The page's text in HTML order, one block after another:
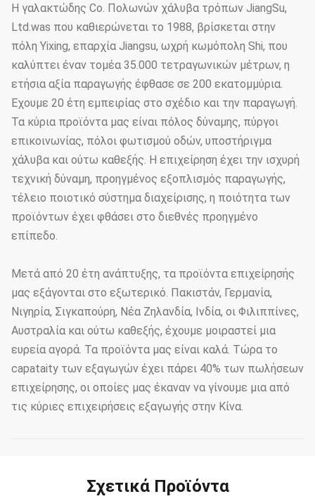
Η γαλακτώδης Co. Πολωνών χάλυβα τρόπων JiangSu,
Ltd.was που καθιερώνεται το 1988, βρίσκεται στην
πόλη Yixing, επαρχία Jiangsu, ωχρή κωμόπολη Shi, που
καλύπτει έναν τομέα 35.000 τετραγωνικών μέτρων, η
ετήσια αξία παραγωγής έφθασε σε 200 εκατομμύρια.
Έχουμε 20 έτη εμπειρίας στο σχέδιο και την παραγωγή.
Τα κύρια προϊόντα μας είναι πόλος δύναμης, πύργοι
επικοινωνίας, πόλοι φωτισμού οδών, υποστήριγμα
χάλυβα και ούτω καθεξής. Η επιχείρηση έχει την ισχυρή
τεχνική δύναμη, προηγμένος εξοπλισμός παραγωγής,
τέλειο ποιοτικό σύστημα διαχείρισης, η ποιότητα των
προϊόντων έχει φθάσει στο διεθνές προηγμένο
επίπεδο.
Μετά από 20 έτη ανάπτυξης, τα προϊόντα επιχείρησής
μας εξάγονται στο εξωτερικό. Πακιστάν, Γερμανία,
Νιγηρία, Σιγκαπούρη, Νέα Ζηλανδία, Ινδία, οι Φιλιππίνες,
Αυστραλία και ούτω καθεξής, έχουμε μοιραστεί μια
ευρεία αγορά. Τα προϊόντα μας είναι καλά. Τώρα το
capataity των εξαγωγών έχει πάρει 40% των πωλήσεων
επιχείρησης, οι οποίες μας έκαναν να γίνουμε μια από
τις κύριες επιχειρήσεις εξαγωγής στην Κίνα.
Σχετικά Προϊόντα